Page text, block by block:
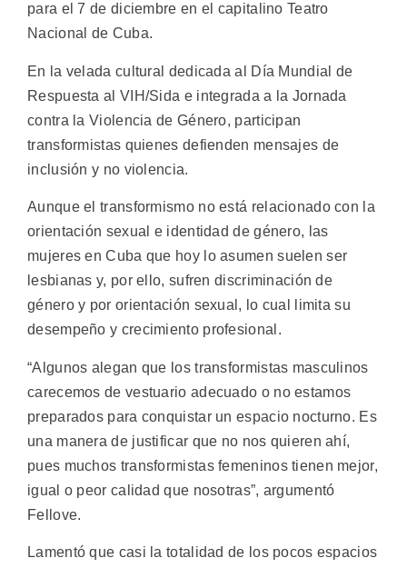
para el 7 de diciembre en el capitalino Teatro
Nacional de Cuba.
En la velada cultural dedicada al Día Mundial de
Respuesta al VIH/Sida e integrada a la Jornada
contra la Violencia de Género, participan
transformistas quienes defienden mensajes de
inclusión y no violencia.
Aunque el transformismo no está relacionado con la
orientación sexual e identidad de género, las
mujeres en Cuba que hoy lo asumen suelen ser
lesbianas y, por ello, sufren discriminación de
género y por orientación sexual, lo cual limita su
desempeño y crecimiento profesional.
“Algunos alegan que los transformistas masculinos
carecemos de vestuario adecuado o no estamos
preparados para conquistar un espacio nocturno. Es
una manera de justificar que no nos quieren ahí,
pues muchos transformistas femeninos tienen mejor,
igual o peor calidad que nosotras”, argumentó
Fellove.
Lamentó que casi la totalidad de los pocos espacios